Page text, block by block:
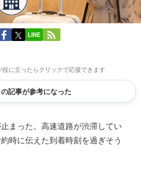
LINE
役に立ったらクリックで応援できます
記事が参考になった
まった。高速道路が渋滞してい
時に伝えた到着時刻を過ぎそう